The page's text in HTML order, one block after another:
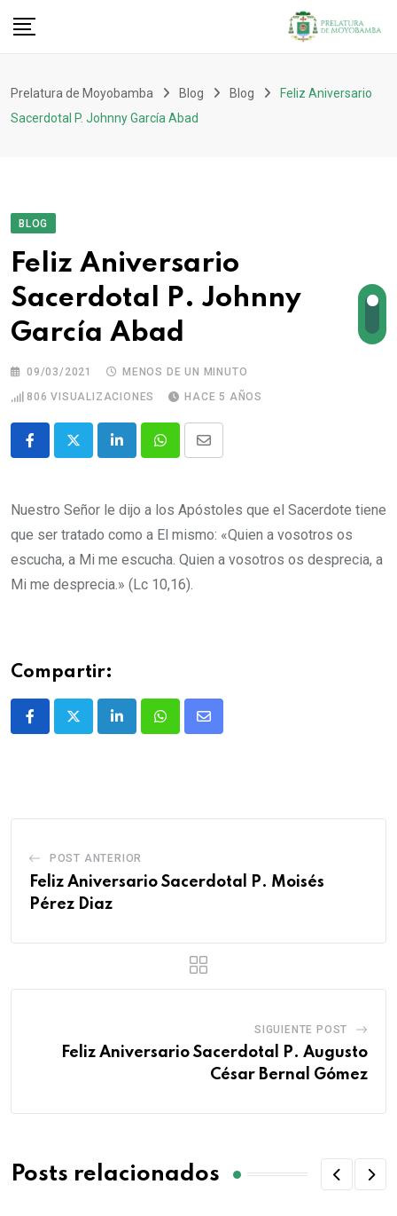
Prelatura de Moyobamba Blog Blog
Feliz Aniversario
Sacerdotal P. Johnny García Abad
BLOG
Feliz Aniversario
Sacerdotal P. Johnny
García Abad
09/03/2021
MENOS DE UN MINUTO
806 VISUALIZACIONES HACE 5 AÑOS
Nuestro Señor le dijo a los Apóstoles que el Sacerdote tiene
que ser tratado como a El mismo: «Quien a vosotros os
escucha, a Mi me escucha. Quien a vosotros os desprecia, a
Mi me desprecia.» (Lc 10,16).
Compartir:
POST ANTERIOR
Feliz Aniversario Sacerdotal P. Moisés
Pérez Diaz
SIGUIENTE POST
Feliz Aniversario Sacerdotal P. Augusto
César Bernal Gómez
Posts relacionados